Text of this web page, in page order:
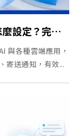
【2026最新】n8n 是什麼？怎麼設定？完整自動化工具教學
與各種雲端應用，
寄送通知，有效...